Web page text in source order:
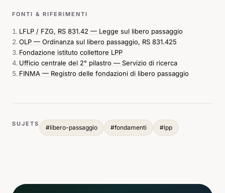
FONTI & RIFERIMENTI
LFLP / FZG, RS 831.42 — Legge sul libero passaggio
OLP — Ordinanza sul libero passaggio, RS 831.425
Fondazione istituto collettore LPP
Ufficio centrale del 2° pilastro — Servizio di ricerca
FINMA — Registro delle fondazioni di libero passaggio
SUJETS #libero-passaggio #fondamenti #lpp